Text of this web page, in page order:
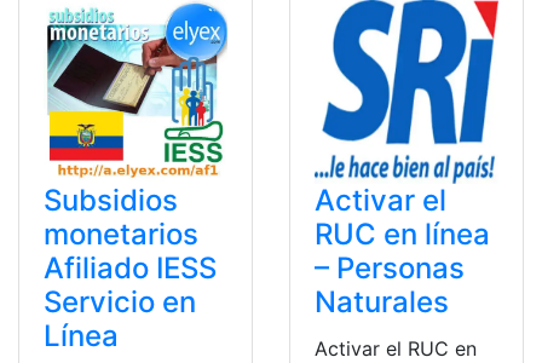
Subsidios
monetarios
Afiliado IESS
Servicio en
Línea
Activar el
RUC en línea
– Personas
Naturales
Activar el RUC en